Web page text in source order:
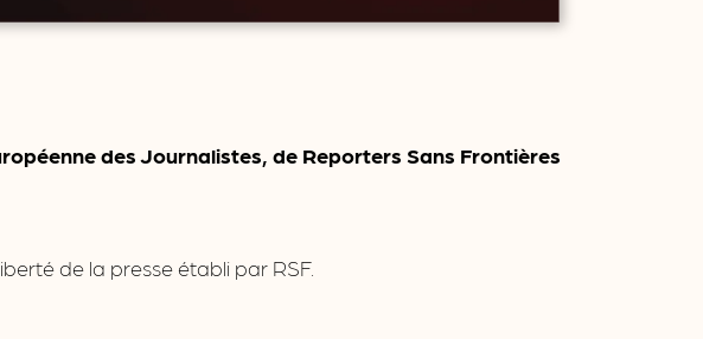
des Journalistes, de Reporters Sans Frontières
de la presse établi par RSF.